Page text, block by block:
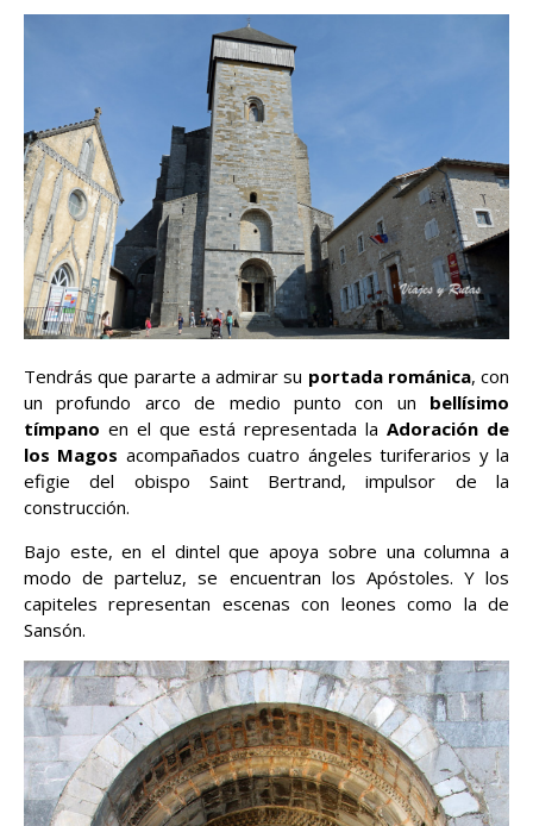
Tendrás que pararte a admirar su portada románica, con
un profundo arco de medio punto con un bellísimo
tímpano en el que está representada la Adoración de
los Magos acompañados cuatro ángeles turiferarios y la
efigie del obispo Saint Bertrand, impulsor de la
construcción.
Bajo este, en el dintel que apoya sobre una columna a
modo de parteluz, se encuentran los Apóstoles. Y los
capiteles representan escenas con leones como la de
Sansón.